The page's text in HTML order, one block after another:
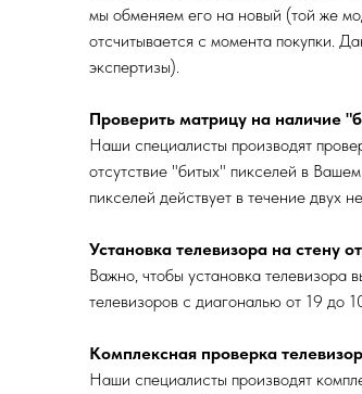
мы обменяем его на новый (той же
отсчитывается с момента покупки.
экспертизы).
Проверить матрицу на наличие
Наши специалисты производят
отсутствие "битых" пикселей в
пикселей действует в течение двух
Установка телевизора на стену
Важно, чтобы установка
телевизоров с диагональю от 19 до
Комплексная проверка
Наши специалисты производят